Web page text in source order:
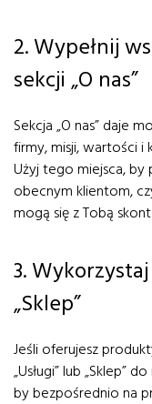
2. Wypełnij
sekcji „O nas”
Sekcja „O nas” daje
firmy, misji, wartości
Użyj tego miejsca,
obecnym klientom,
mogą się z Tobą
3. Wykorzystaj
„Sklep”
Jeśli oferujesz
„Usługi” lub „Sklep”
by bezpośrednio na